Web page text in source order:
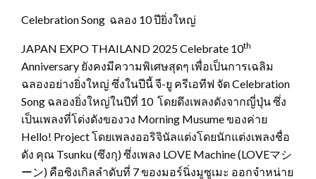
Celebration Song ฉลอง 10 ปียิ่งใหญ่
JAPAN EXPO THAILAND 2025 Celebrate 10th
Anniversary ยังคงมีความพิเศษสุดๆ เพื่อเป็นการเฉลิม
ฉลองอย่างยิ่งใหญ่ ซึ่งในปีนี้ จี-ยู ครีเอทีฟ จัด Celebration
Song ฉลองยิ่งใหญ่ในปีที่ 10 โดยดึงเพลงดังจากญี่ปุ่น ซึ่ง
เป็นเพลงที่โด่งดังของวง Morning Musume ของค่าย
Hello! Project โดยเพลงออริจินัลแต่งโดยนักแต่งเพลงชื่อ
ดัง คุณ Tsunku (ซึงกุ) ซึ่งเพลง LOVE Machine (LOVEマシ
ーン) คือซิงเกิลลำดับที่ 7 ของมอร์นิ่งมูซูเมะ ออกจำหน่าย